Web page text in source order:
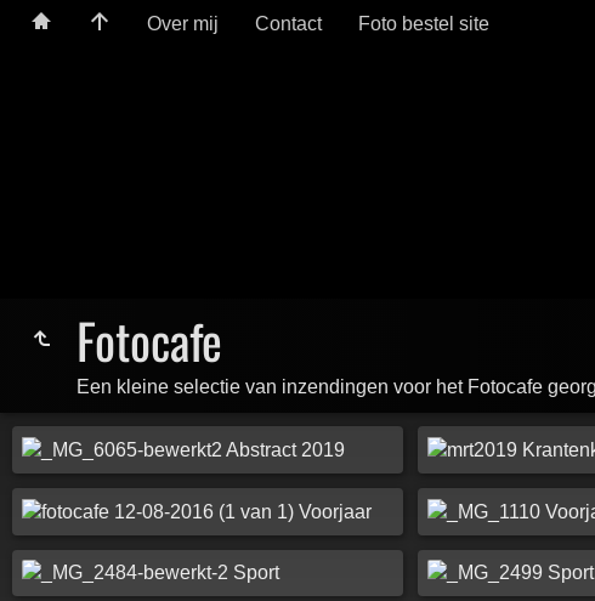
Over mij Contact Foto bestel site
Fotocafe
Een kleine selectie van inzendingen voor het Fotocafe